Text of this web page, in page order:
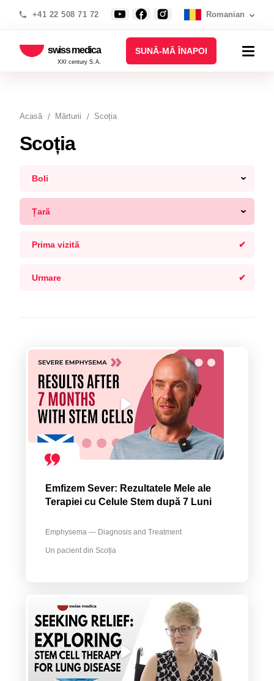
+41 22 508 71 72 Romanian
swiss medica
XXI century S.A.
SUNĂ-MĂ ÎNAPOI
Acasă Mărturii Scoția
Scoția
Boli
Țară
Prima vizită
Urmare
Emfizem Sever: Rezultatele Mele ale
Terapiei cu Celule Stem după 7 Luni
Emphysema — Diagnosis and Treatment
Un pacient din Scoția